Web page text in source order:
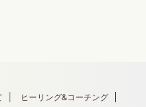
ヒーリング&コーチング